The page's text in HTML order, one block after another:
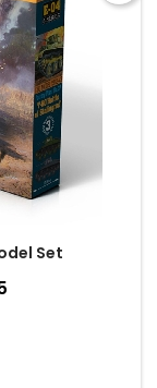
Set